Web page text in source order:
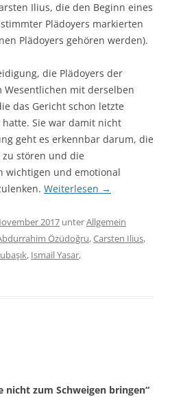
Ilius, die den Beginn eines
Plädoyers markierten
Plädoyers gehören werden).
die Plädoyers der
Wesentlichen mit derselben
das Gericht schon letzte
Sie war damit nicht
geht es erkennbar darum, die
zu stören und die
wichtigen und emotional
Weiterlesen →
2017 unterAllgemein
Özüdoğru,Carsten Ilius,
, Ismail Yasar,
nicht zum Schweigen bringen“